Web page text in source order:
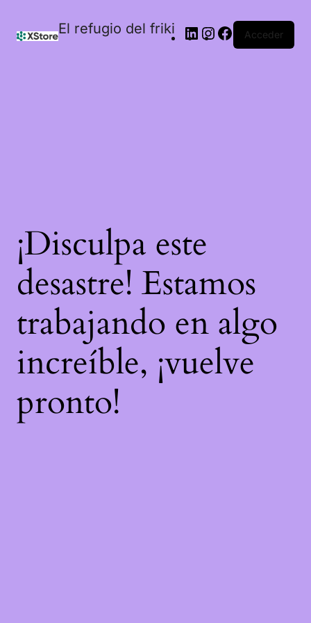
El refugio del friki Acceder
¡Disculpa este
desastre! Estamos
trabajando en algo
increíble, ¡vuelve
pronto!